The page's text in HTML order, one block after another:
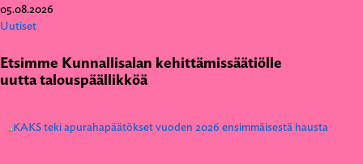
05.08.2026
Uutiset
Etsimme Kunnallisalan kehittämissäätiölle
uutta talouspäällikköä